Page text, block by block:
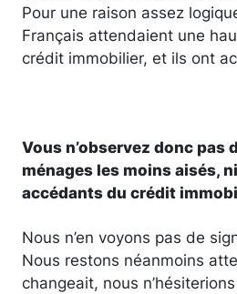
Pour une raison assez
Français attendaient une
crédit immobilier, et ils ont
Vous n’observez donc pas
ménages les moins aisés,
accédants du crédit
Nous n’en voyons pas de
Nous restons néanmoins
changeait, nous